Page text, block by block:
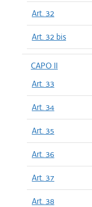
Art. 32
Art. 32 bis
CAPO II
Art. 33
Art. 34
Art. 35
Art. 36
Art. 37
Art. 38